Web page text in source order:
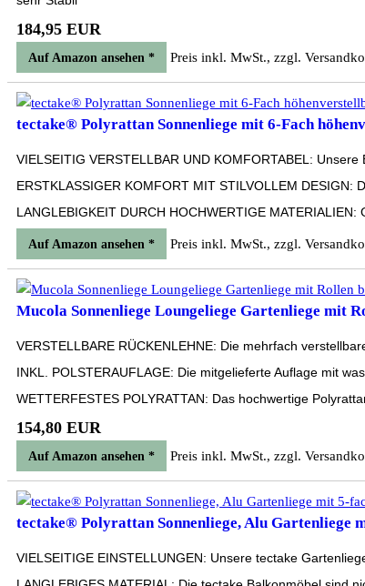
184,95 EUR
Auf Amazon ansehen * Preis inkl. MwSt., zzgl.
tectake® Polyrattan Sonnenliege mit 6-Fach
VIELSEITIG VERSTELLBAR UND KOMFORTABEL:
ERSTKLASSIGER KOMFORT MIT STILVOLLEM
LANGLEBIGKEIT DURCH HOCHWERTIGE
Auf Amazon ansehen * Preis inkl. MwSt., zzgl.
Mucola Sonnenliege Loungeliege Gartenliege mit
VERSTELLBARE RÜCKENLEHNE: Die mehrfach
INKL. POLSTERAUFLAGE: Die mitgelieferte Auflage mit
WETTERFESTES POLYRATTAN: Das hochwertige
154,80 EUR
Auf Amazon ansehen * Preis inkl. MwSt., zzgl.
tectake® Polyrattan Sonnenliege, Alu Gartenliege
VIELSEITIGE EINSTELLUNGEN: Unsere tectake